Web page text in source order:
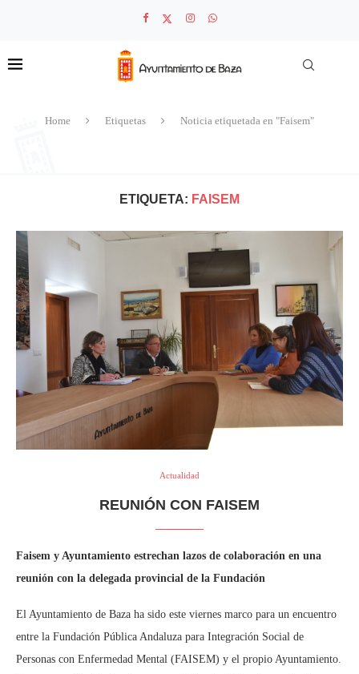
Home Etiquetas Noticia etiquetada en "Faisem"
ETIQUETA: FAISEM
Actualidad
REUNIÓN CON FAISEM
Faisem y Ayuntamiento estrechan lazos de colaboración en una
reunión con la delegada provincial de la Fundación
El Ayuntamiento de Baza ha sido este viernes marco para un encuentro
entre la Fundación Pública Andaluza para Integración Social de
Personas con Enfermedad Mental (FAISEM) y el propio Ayuntamiento.